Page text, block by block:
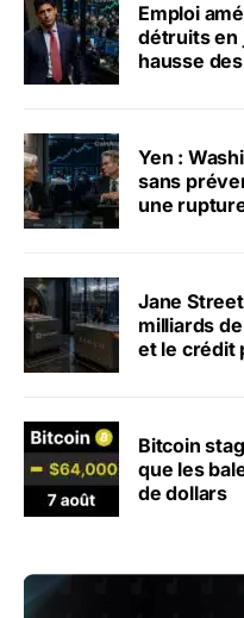
Emploi
détruits en
hausse
Yen :
sans
une
Jane
milliards
et le crédit
Bitcoin
que les
de dollars